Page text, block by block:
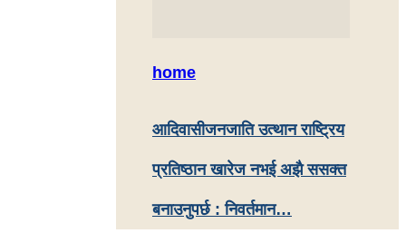
home
आदिवासीजनजाति उत्थान राष्ट्रिय
प्रतिष्ठान खारेज नभई अझै ससक्त
बनाउनुपर्छ : निवर्तमान…